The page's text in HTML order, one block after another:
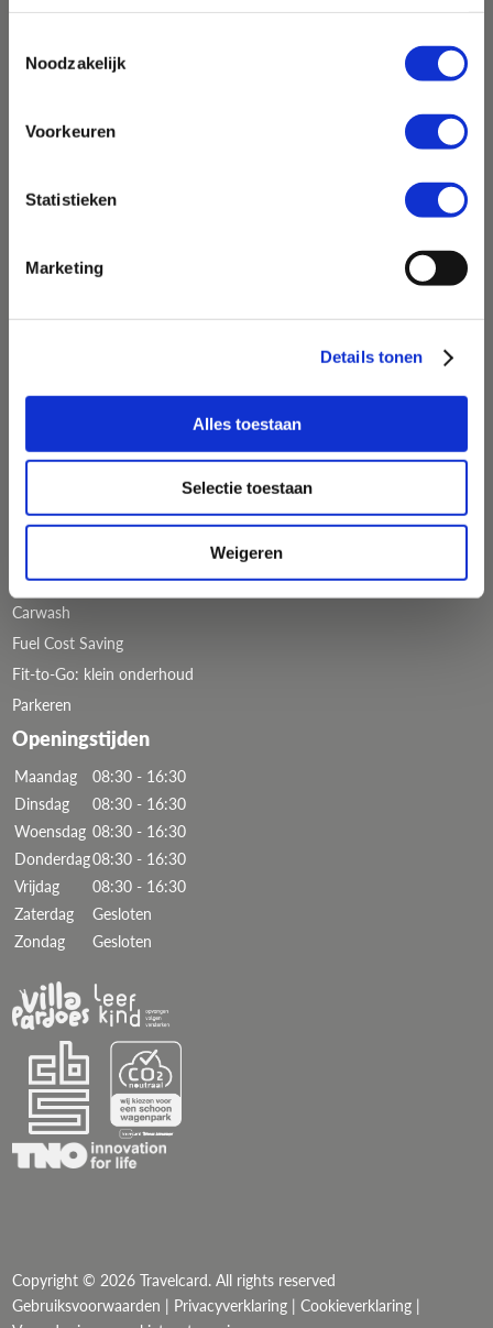
Noodzakelijk
Voorkeuren
Statistieken
Marketing
Details tonen
Alles toestaan
Selectie toestaan
Weigeren
Pagina's
Handleidingen, Formulieren en Aanvragen
Storingen
Europese tankpas
Prepaid tankpas
Services
Carwash
Fuel Cost Saving
Fit-to-Go: klein onderhoud
Parkeren
Openingstijden
Maandag
08:30 - 16:30
Dinsdag
08:30 - 16:30
Woensdag 08:30 - 16:30
Donderdag08:30 - 16:30
Vrijdag
08:30 - 16:30
Zaterdag
Gesloten
Zondag
Gesloten
Copyright © 2026 Travelcard. All rights reserved
Gebruiksvoorwaarden | Privacyverklaring |Cookieverklaring |